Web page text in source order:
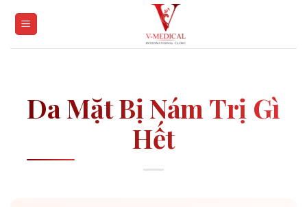
Da Mặt Bị Nám Trị Gì
Hết